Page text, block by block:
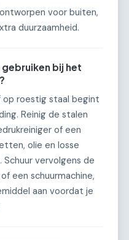
voor buiten,
duurzaamheid.
bij het
op roestig staal begint
Reinig de stalen
of een
olie en losse
vervolgens de
een schuurmachine,
aan voordat je